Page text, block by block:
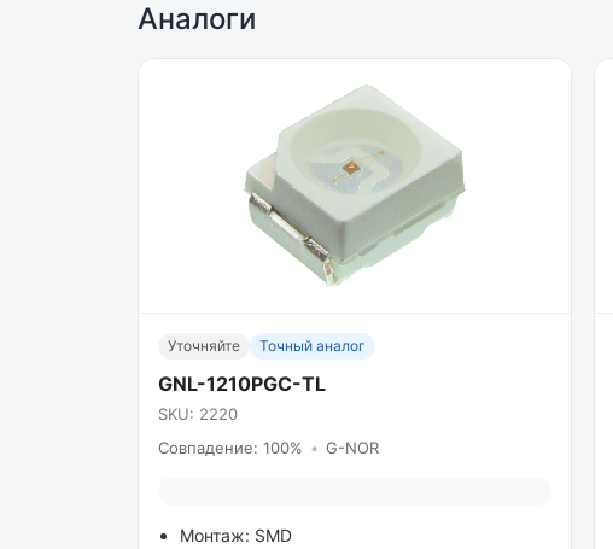
Аналоги
Уточняйте Точный аналог
GNL-1210PGC-TL
SKU: 2220
Совпадение: 100% • G-NOR
Монтаж: SMD